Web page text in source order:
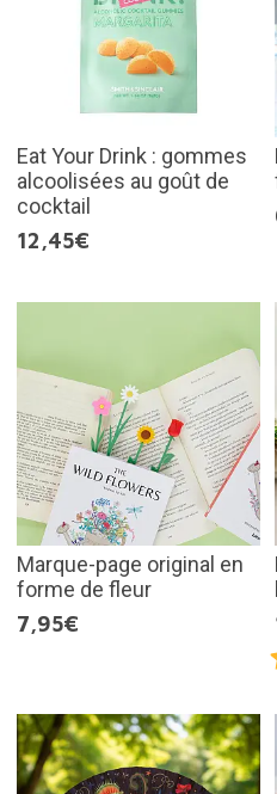
Eat Your Drink : gommes
alcoolisées au goût de
cocktail
12,45€
Marque-page original en
forme de fleur
7,95€